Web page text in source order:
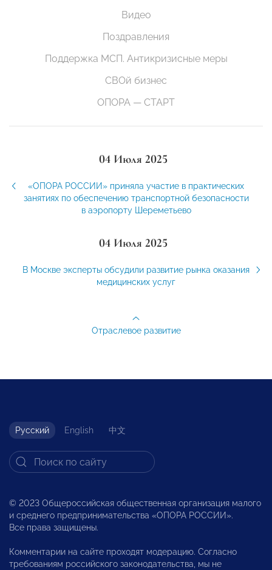
Видео
Поздравления
Поддержка МСП. Антикризисные меры
СВОй бизнес
ОПОРА — СТАРТ
04 Июля 2025
«ОПОРА РОССИИ» приняла участие в практических
занятиях по обеспечению транспортной безопасности
в аэропорту Шереметьево
04 Июля 2025
В Москве эксперты обсудили развитие рынка оказания
медицинских услуг
Отраслевое развитие
Русский English 中文
© 2023 Общероссийская общественная организация малого
и среднего предпринимательства «ОПОРА РОССИИ».
Все права защищены.
Комментарии на сайте проходят модерацию. Согласно
требованиям российского законодательства, мы не